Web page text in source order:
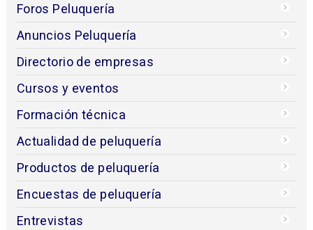
Foros Peluquería
Anuncios Peluquería
Directorio de empresas
Cursos y eventos
Formación técnica
Actualidad de peluquería
Productos de peluquería
Encuestas de peluquería
Entrevistas